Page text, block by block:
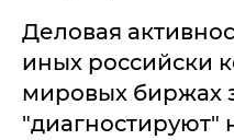
Деловая
иных российски
мировых биржах
"диагностируют"